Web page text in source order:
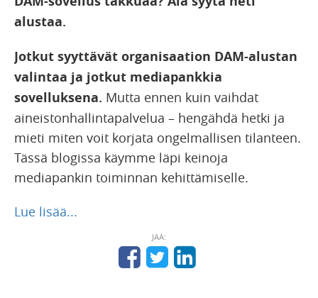
alustaa.
Jotkut syyttävät organisaation DAM-alustan
valintaa ja jotkut mediapankkia
sovelluksena. Mutta ennen kuin vaihdat
aineistonhallintapalvelua – hengähdä hetki ja
mieti miten voit korjata ongelmallisen tilanteen.
Tässä blogissa käymme läpi keinoja
mediapankin toiminnan kehittämiselle.
Lue lisää...
JAA: